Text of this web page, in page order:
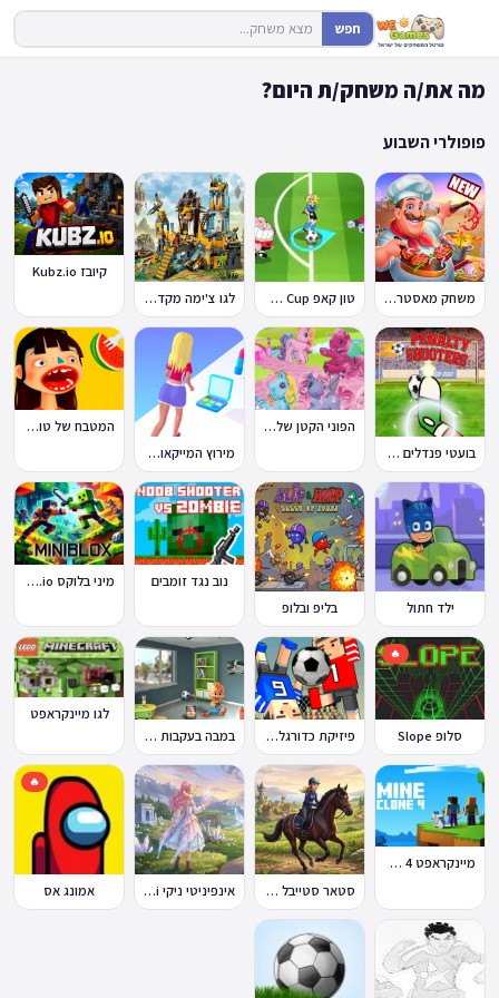
חפש
מה את/ה משחק/ת היום?
פופולרי השבוע
משחק מאסטר שף טון קאפ Toon Cup לגו צ'ימה מקדש האריות
קיובז Kubz.io
בועטי פנדלים Penalty Shooters
הפוני הקטן שלי: מסיבה בכפר
מירוץ המייקאובר Makeover Run
המטבח של טוקה בוקה
ילד חתול בליפ ובלופ
נוב נגד זומבים מיני בלוקס Miniblox.io
🔥
סלופ Slope פיזיקת כדורגל Soccer Physics במבה בעקבות החטיף החטוף 1
לגו מיינקראפט
מיינקראפט 4 קלון
סטאר סטייבל Star Stable Online
אינפיניטי ניקי Infinity Nikki
🔥
אמונג אס